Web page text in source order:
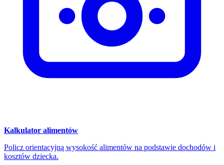
Kalkulator alimentów
Policz orientacyjną wysokość alimentów na podstawie dochodów i
kosztów dziecka.